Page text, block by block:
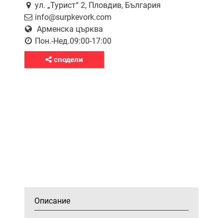
ул. „Турист“ 2, Пловдив, България
info@surpkevork.com
Арменска църква
Пон.-Нед.09:00-17:00
сподели
Описание